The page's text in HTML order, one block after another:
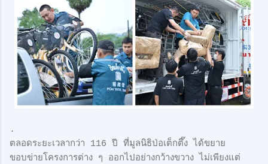
.
ตลอดระยะเวลากว่า 116 ปี ที่มูลนิธิป่อเต็กตึ๊ง ได้ขยาย
ขอบข่ายโครงการต่าง ๆ ออกไปอย่างกว้างขวาง ไม่เพียงแต่